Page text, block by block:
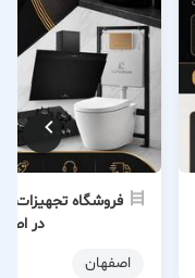
فروشگاه تجهیزات
در
اصفهان